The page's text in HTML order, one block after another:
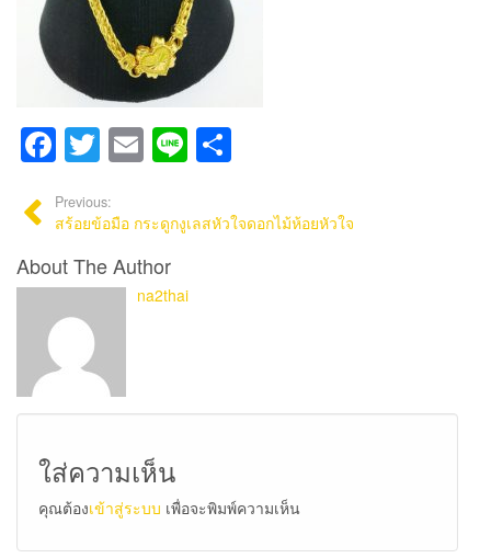
Facebook
Twitter
Email
Line
Previous:
สร้อยข้อมือ กระดูกงูเลสหัวใจดอกไม้ห้อยหัวใจ
About The Author
na2thai
ใส่ความเห็น
คุณต้องเข้าสู่ระบบ เพื่อจะพิมพ์ความเห็น